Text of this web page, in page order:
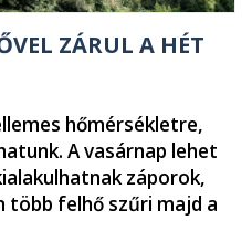
ZÁRUL A HÉT
hőmérsékletre,
A vasárnap lehet
záporok,
több felhő szűri majd a